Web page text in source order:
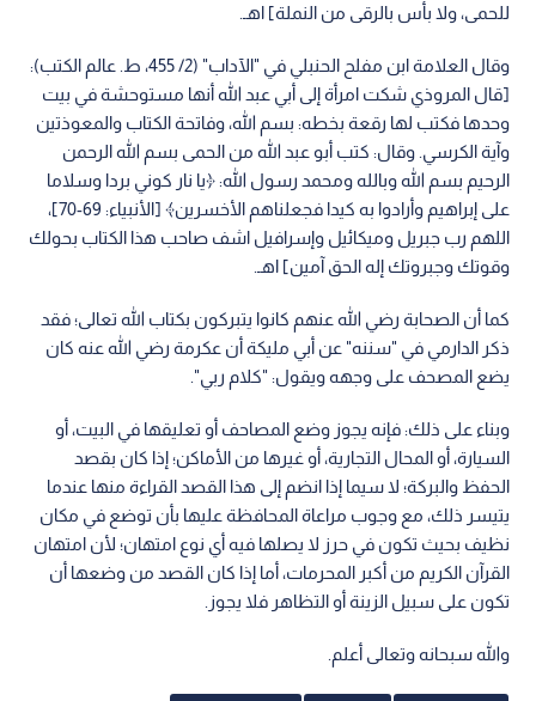
للحمى، ولا بأس بالرقى من النملة] اهـ.
وقال العلامة ابن مفلح الحنبلي في "الآداب" (2/ 455، ط. عالم الكتب):
[قال المروذي شكت امرأة إلى أبي عبد الله أنها مستوحشة في بيت
وحدها فكتب لها رقعة بخطه: بسم الله، وفاتحة الكتاب والمعوذتين
وآية الكرسي. وقال: كتب أبو عبد الله من الحمى بسم الله الرحمن
الرحيم بسم الله وبالله ومحمد رسول الله: ﴿يا نار كوني بردا وسلاما
على إبراهيم وأرادوا به كيدا فجعلناهم الأخسرين﴾ [الأنبياء: 69-70]،
اللهم رب جبريل وميكائيل وإسرافيل اشف صاحب هذا الكتاب بحولك
وقوتك وجبروتك إله الحق آمين] اهـ.
كما أن الصحابة رضي الله عنهم كانوا يتبركون بكتاب الله تعالى؛ فقد
ذكر الدارمي في "سننه" عن أبي مليكة أن عكرمة رضي الله عنه كان
يضع المصحف على وجهه ويقول: "كلام ربي".
وبناء على ذلك: فإنه يجوز وضع المصاحف أو تعليقها في البيت، أو
السيارة، أو المحال التجارية، أو غيرها من الأماكن؛ إذا كان بقصد
الحفظ والبركة؛ لا سيما إذا انضم إلى هذا القصد القراءة منها عندما
يتيسر ذلك، مع وجوب مراعاة المحافظة عليها بأن توضع في مكان
نظيف بحيث تكون في حرز لا يصلها فيه أي نوع امتهان؛ لأن امتهان
القرآن الكريم من أكبر المحرمات، أما إذا كان القصد من وضعها أن
تكون على سبيل الزينة أو التظاهر فلا يجوز.
والله سبحانه وتعالى أعلم.